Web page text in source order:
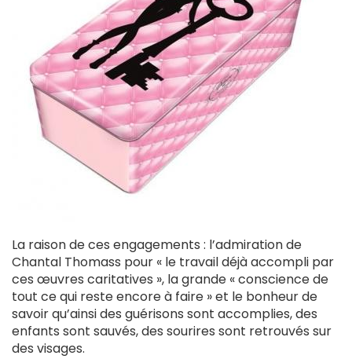
La raison de ces engagements : l’admiration de
Chantal Thomass pour « le travail déjà accompli par
ces œuvres caritatives », la grande « conscience de
tout ce qui reste encore à faire » et le bonheur de
savoir qu’ainsi des guérisons sont accomplies, des
enfants sont sauvés, des sourires sont retrouvés sur
des visages.